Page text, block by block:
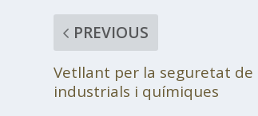
PREVIOUS
Vetllant per la seguretat de
industrials i químiques